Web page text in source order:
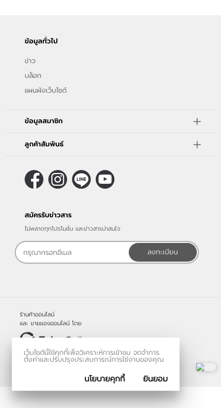
ข้อมูลทั่วไป
ข่าว
บล็อก
แผนผังเว็บไซต์
ข้อมูลสมาชิก
ลูกค้าสัมพันธ์
สมัครรับข่าวสาร
ไม่พลาดทุกโปรโมชั่น และข่าวสารน่าสนใจ
ลงทะเบียน
ร้านค้าออนไลน์
และ ขายของออนไลน์ โดย
© 2006-2026
Vevo Systems Co., Ltd.
เว็บไซต์นี้ใช้คุกกี้เพื่อวิเคราะห์การเข้าชม จดจำการ
ตั้งค่าและปรับปรุงประสบการณ์การใช้งานของคุณ
นโยบายคุกกี้ ยินยอม